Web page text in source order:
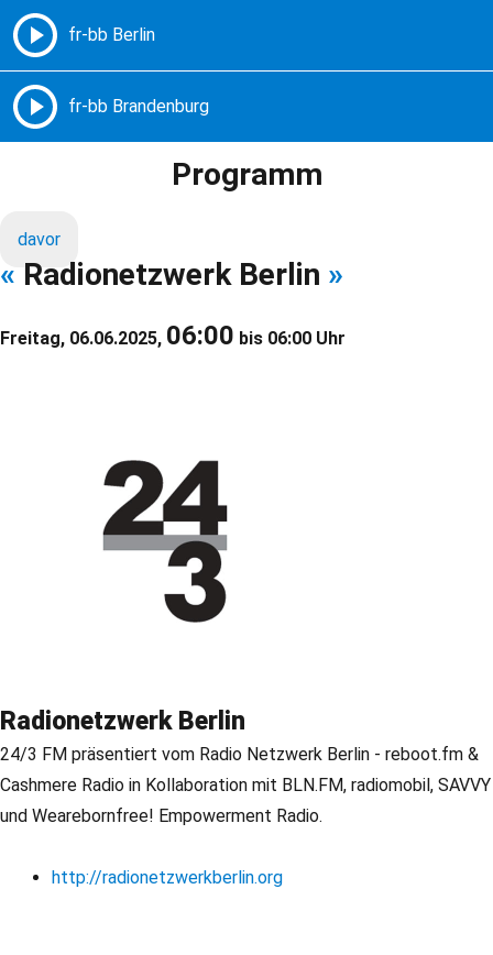
Freie Radios – Berlin Brandenburg
Programm
davor
« Radionetzwerk Berlin »
Freitag, 06.06.2025, 06:00 bis 06:00 Uhr
Radionetzwerk Berlin
24/3 FM präsentiert vom Radio Netzwerk Berlin - reboot.fm &
Cashmere Radio in Kollaboration mit BLN.FM, radiomobil, SAVVY
und Wearebornfree! Empowerment Radio.
http://radionetzwerkberlin.org